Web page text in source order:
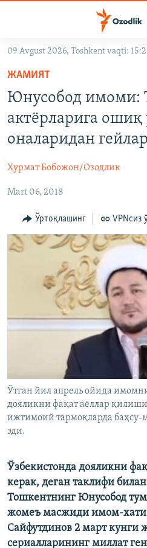
Асосий
навигацияга
ўтинг
Қидиришга
ўтинг
OZODVIDEO
OZODARXIV
На русском
ИЖТИМОИЙ ТАРМОҚЛАР
Озодлик бошқа тилларда
09 Avgust 2026, Toshkent vaqti:
ЖАМИЯТ
Юнусобод имоми:
актёрларига ошиқ
оналаридан
Ҳурмат Бобожон/Озодлик
Mart 06, 2018
Ўртоқлашинг VPNсиз
Ўтган йил апрель ойида
дояликни фақат аёллар
ижтимоий тармоқларда баҳсу-
эди.
Ўзбекистонда дояликни
керак, деган таклифи
Тошкентнинг Юнусобод
жомеъ масжиди имом-
Сайфутдинов 2 март кунги
сериалларининг миллат